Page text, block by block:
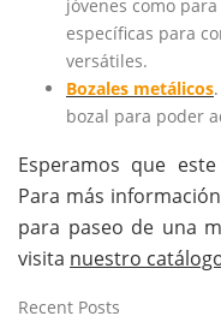
jóvenes como
específicas para
versátiles.
Bozales metálicos
bozal para poder
Esperamos que
Para más
para paseo de una
visita nuestro
Recent Posts